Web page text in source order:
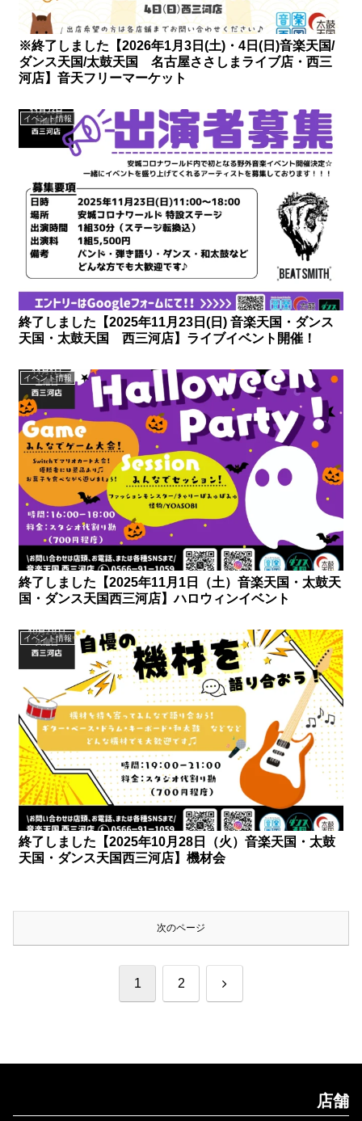
※終了しました【2026年1月3日(土)・4日(日)音楽天国/
ダンス天国/太鼓天国 名古屋ささしまライブ店・西三
河店】音天フリーマーケット
イベント情報
終了しました【2025年11月23日(日) 音楽天国・ダンス
天国・太鼓天国 西三河店】ライブイベント開催！
イベント情報
終了しました【2025年11月1日（土）音楽天国・太鼓天
国・ダンス天国西三河店】ハロウィンイベント
イベント情報
終了しました【2025年10月28日（火）音楽天国・太鼓
天国・ダンス天国西三河店】機材会
次のページ
1 2 次
店舗